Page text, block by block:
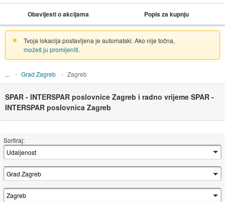
Obavijesti o akcijama Popis za kupnju
Tvoja lokacija postavljena je automatski. Ako nije točna,
možeš ju promijeniti.
Grad Zagreb Zagreb
SPAR - INTERSPAR poslovnice Zagreb i radno vrijeme SPAR -
INTERSPAR poslovnica Zagreb
Sortiraj: